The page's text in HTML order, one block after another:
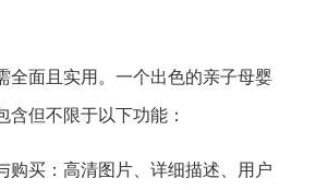
全面且实用。一个出色的亲子母婴
含但不限于以下功能：
购买：高清图片、详细描述、用户